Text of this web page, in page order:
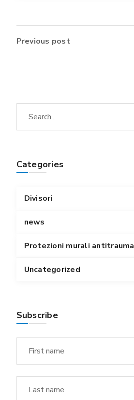
Previous post
Categories
Divisori
news
Protezioni murali antitrauma
Uncategorized
Subscribe